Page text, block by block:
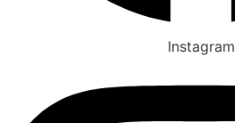
Instagram